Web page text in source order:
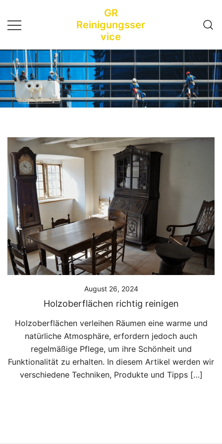
Inhalt
springen
GR
Reinigungsser
vice
August 26, 2024
Holzoberflächen richtig reinigen
Holzoberflächen verleihen Räumen eine warme und
natürliche Atmosphäre, erfordern jedoch auch
regelmäßige Pflege, um ihre Schönheit und
Funktionalität zu erhalten. In diesem Artikel werden wir
verschiedene Techniken, Produkte und Tipps […]